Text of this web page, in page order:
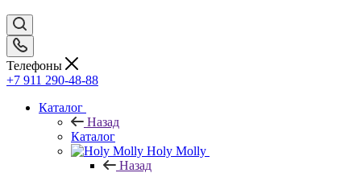
Телефоны
+7 911 290-48-88
Каталог
Назад
Каталог
Holy Molly
Назад